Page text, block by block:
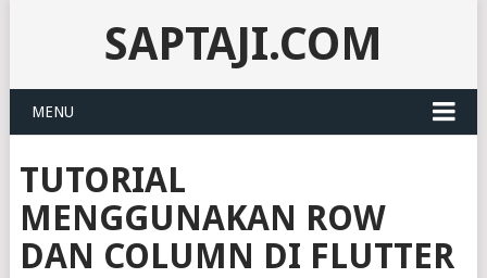
SAPTAJI.COM
MENU
TUTORIAL
MENGGUNAKAN ROW
DAN COLUMN DI FLUTTER